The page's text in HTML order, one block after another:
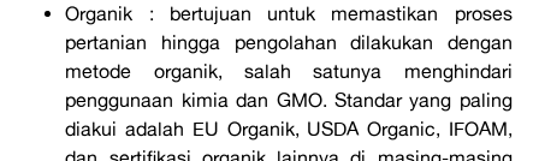
Organik : bertujuan untuk memastikan proses
pertanian hingga pengolahan dilakukan dengan
metode organik, salah satunya menghindari
penggunaan kimia dan GMO. Standar yang paling
diakui adalah EU Organik, USDA Organic, IFOAM,